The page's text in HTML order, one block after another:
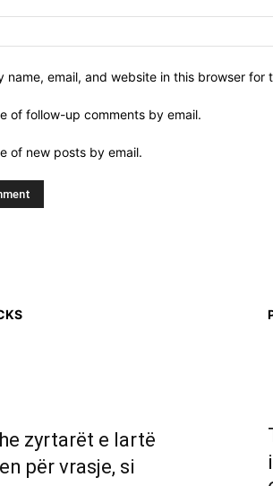
name, email, and website in this browser for
of follow-up comments by email.
of new posts by email.
zyrtarët e lartë
për vrasje, si